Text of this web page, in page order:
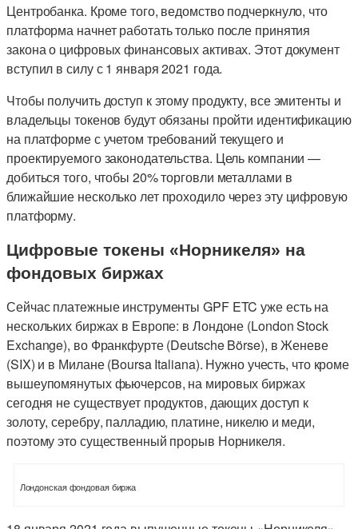
Центробанка. Кроме того, ведомство подчеркнуло, что
платформа начнет работать только после принятия
закона о цифровых финансовых активах. Этот документ
вступил в силу с 1 января 2021 года.
Чтобы получить доступ к этому продукту, все эмитенты и
владельцы токенов будут обязаны пройти идентификацию
на платформе с учетом требований текущего и
проектируемого законодательства. Цель компании —
добиться того, чтобы 20% торговли металлами в
ближайшие несколько лет проходило через эту цифровую
платформу.
Цифровые токены «Норникеля» на
фондовых биржах
Сейчас платежные инструменты GPF ETC уже есть на
нескольких биржах в Европе: в Лондоне (London Stock
Exchange), во Франкфурте (Deutsche Börse), в Женеве
(SIX) и в Милане (Boursa Italiana). Нужно учесть, что кроме
вышеупомянутых фьючерсов, на мировых биржах
сегодня не существует продуктов, дающих доступ к
золоту, серебру, палладию, платине, никелю и меди,
поэтому это существенный прорыв Норникеля.
Лондонская фондовая биржа